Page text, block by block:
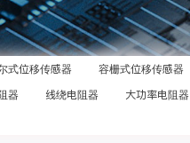
式位移传感器 容栅式位移传感器
器 线绕电阻器 大功率电阻器